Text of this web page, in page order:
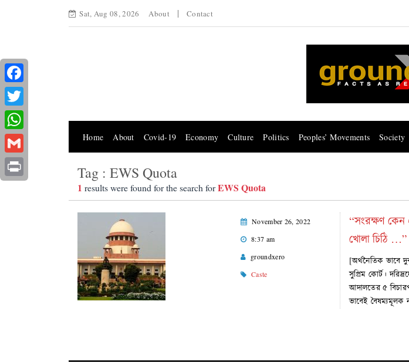
Sat, Aug 08, 2026 About Contact
Home About Covid-19 Economy Culture Politics Peoples’ Movements Society
Tag : EWS Quota
1 results were found for the search forEWS Quota
November 26, 2022
8:37 am
groundxero
Caste
“সংরক্ষণ কেন
খোলা চিঠি …”
[অর্থনৈতিক ভাবে
সুপ্রিম কোর্ট।
আদালতের ৫
ভাবেই
Facebook
Twitter
WhatsApp
Gmail